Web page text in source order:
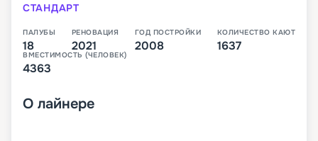
СТАНДАРТ
ПАЛУБЫ
18
РЕНОВАЦИЯ
2021
ГОД ПОСТРОЙКИ
2008
КОЛИЧЕСТВО КАЮТ
1637
ВМЕСТИМОСТЬ (ЧЕЛОВЕК)
4363
О лайнере